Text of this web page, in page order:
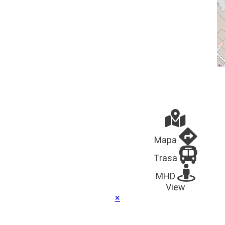
Mapa
Trasa
MHD
View
×
zpracování osobních údajů, rozsah zpracovávaných
Osobní údaje kupujícího správce zpracovává a
pro účely uzavření kupní smlouvy, její následné
plnění (zpracování objednávky, zajištění
vyskladnění a doručení zboží) a případného řešení
práv z vadného plnění (reklamací) v následujícím
rozsahu: jméno, příjmení, adresa, e-mail a